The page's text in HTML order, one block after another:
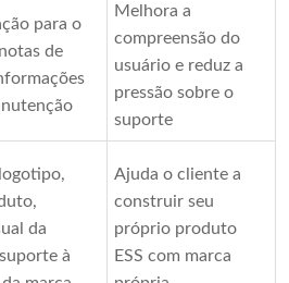
para o
de
Melhora a
compreensão do
usuário e reduz a
pressão sobre o
suporte
da
à
Ajuda o cliente a
construir seu
próprio produto
ESS com marca